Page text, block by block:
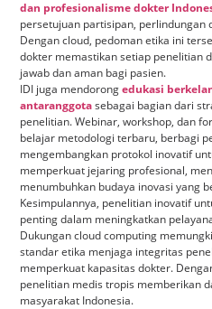
dan profesionalisme dokter
persetujuan partisipan, perlindungan
Dengan cloud, pedoman etika ini
dokter memastikan setiap penelitian
jawab dan aman bagi pasien.
IDI juga mendorongedukasi
antaranggotasebagai bagian dari
penelitian. Webinar, workshop, dan
belajar metodologi terbaru, berbagi
mengembangkan protokol inovatif
memperkuat jejaring profesional,
menumbuhkan budaya inovasi yang
Kesimpulannya, penelitian inovatif
penting dalam meningkatkan
Dukungan cloud computing
standar etika menjaga integritas
memperkuat kapasitas dokter.
penelitian medis tropis memberikan
masyarakat Indonesia.